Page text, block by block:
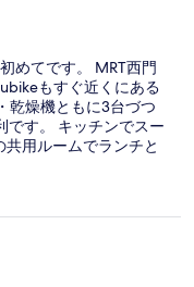
めてです。 MRT西門
もすぐ近くにある
乾燥機ともに3台づつ
です。 キッチンでスー
用ルームでランチと
。 備品の補充も電話
。 ほとんどのスタッ
ごすことができまし